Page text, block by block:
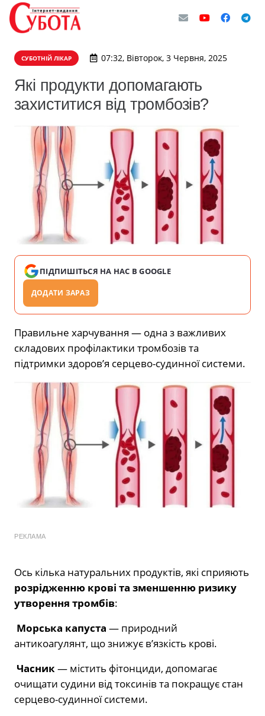
СУБОТНІЙ ЛІКАР 07:32, Вівторок, 3 Червня, 2025
Які продукти допомагають
захиститися від тромбозів?
ПІДПИШІТЬСЯ НА НАС В GOOGLE
ДОДАТИ ЗАРАЗ
Правильне харчування — одна з важливих
складових профілактики тромбозів та
підтримки здоров’я серцево-судинної системи.
РЕКЛАМА
Ось кілька натуральних продуктів, які сприяють
розрідженню крові та зменшенню ризику
утворення тромбів:
Морська капуста — природний
антикоагулянт, що знижує в’язкість крові.
Часник — містить фітонциди, допомагає
очищати судини від токсинів та покращує стан
серцево-судинної системи.